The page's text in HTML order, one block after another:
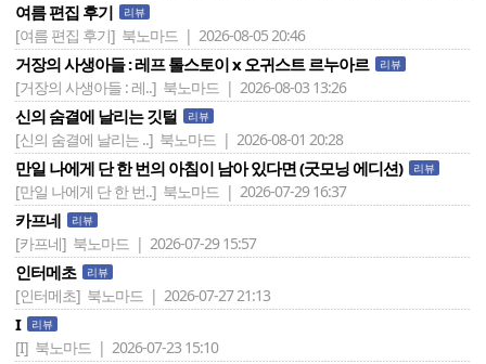
여름 편집 후기 리뷰
[여름 편집 후기] 북노마드 | 2026-08-05 20:46
거장의 사생아들 : 레프 톨스토이 x 오귀스트 르누아르 리뷰
[거장의 사생아들 : 레..] 북노마드 | 2026-08-03 13:26
신의 숨결에 날리는 깃털 리뷰
[신의 숨결에 날리는 ..] 북노마드 | 2026-08-01 20:28
만일 나에게 단 한 번의 아침이 남아 있다면 (굿모닝 에디션) 리뷰
[만일 나에게 단 한 번..] 북노마드 | 2026-07-29 16:37
카프네 리뷰
[카프네] 북노마드 | 2026-07-29 15:57
인터메초 리뷰
[인터메초] 북노마드 | 2026-07-27 21:13
I 리뷰
[I] 북노마드 | 2026-07-23 15:10